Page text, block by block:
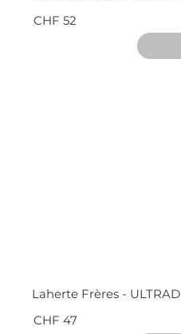
CHF 52
Laherte Frères -
CHF 47